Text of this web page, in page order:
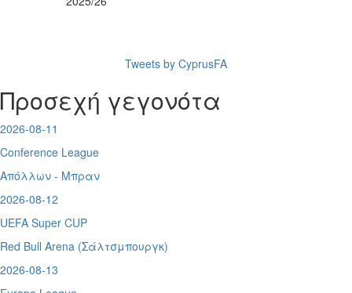
Tweets by CyprusFA
Προσεχή γεγονότα
2026-08-11
Conference League
Απόλλων - Μπραν
2026-08-12
UEFA Super CUP
Red Bull Arena (Σάλτσμπουργκ)
2026-08-13